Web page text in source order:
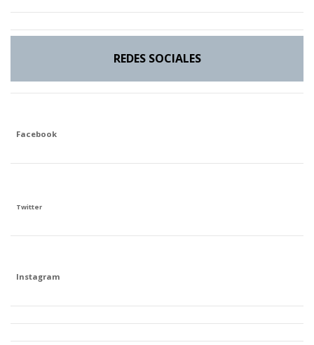
REDES SOCIALES
Facebook
Twitter
Instagram